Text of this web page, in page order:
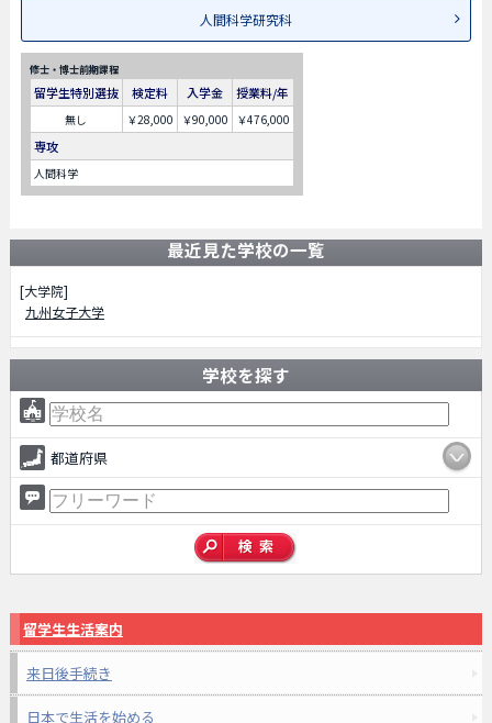
人間科学研究科
修士・博士前期課程
留学生特別選抜 検定料 入学金 授業料/年
無し ￥28,000 ￥90,000 ￥476,000
専攻
人間科学
最近見た学校の一覧
[大学院]
九州女子大学
学校を探す
都道府県
留学生生活案内
来日後手続き
日本で生活を始める